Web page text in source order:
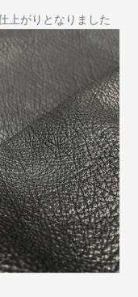
上がりとなりました